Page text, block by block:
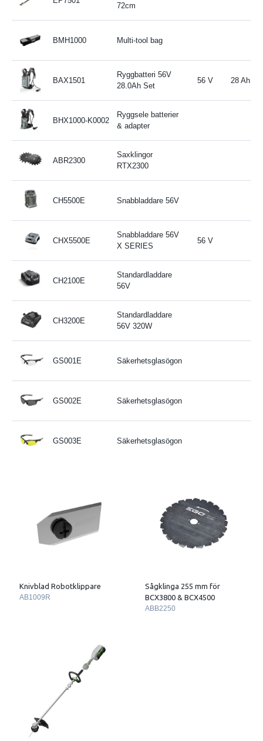
72cm
BMH1000 Multi-tool bag
BAX1501
Ryggbatteri 56V
28.0Ah Set
56 V 28 Ah /
BHX1000-K0002
Ryggsele batterier
& adapter
ABR2300
Saxklingor
RTX2300
CH5500E Snabbladdare 56V
CHX5500E
Snabbladdare 56V
X SERIES
56 V
CH2100E
Standardladdare
56V
CH3200E
Standardladdare
56V 320W
GS001E Säkerhetsglasögon
GS002E Säkerhetsglasögon
GS003E Säkerhetsglasögon
Knivblad Robotklippare
AB1009R
Sågklinga 255 mm för
BCX3800 & BCX4500
ABB2250